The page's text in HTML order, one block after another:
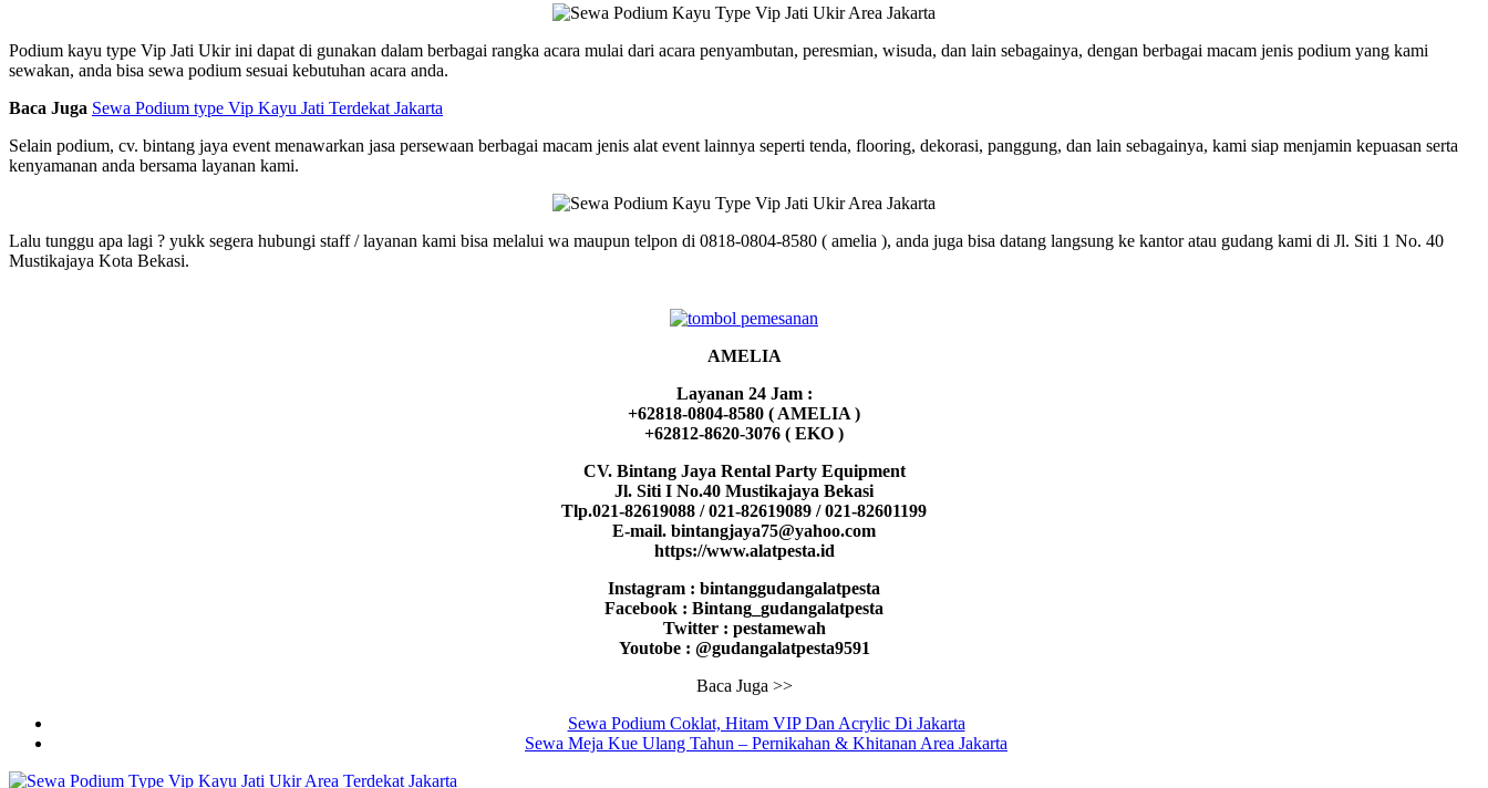
Podium kayu type Vip Jati Ukir ini dapat di gunakan dalam berbagai rangka acara mulai dari acara penyambutan, peresmian, wisuda, dan lain sebagainya, dengan berbagai macam jenis podium yang kami
sewakan, anda bisa sewa podium sesuai kebutuhan acara anda.
Baca Juga Sewa Podium type Vip Kayu Jati Terdekat Jakarta
Selain podium, cv. bintang jaya event menawarkan jasa persewaan berbagai macam jenis alat event lainnya seperti tenda, flooring, dekorasi, panggung, dan lain sebagainya, kami siap menjamin kepuasan serta
kenyamanan anda bersama layanan kami.
Lalu tunggu apa lagi ? yukk segera hubungi staff / layanan kami bisa melalui wa maupun telpon di 0818-0804-8580 ( amelia ), anda juga bisa datang langsung ke kantor atau gudang kami di Jl. Siti 1 No. 40
Mustikajaya Kota Bekasi.
AMELIA
Layanan 24 Jam :
+62818-0804-8580 ( AMELIA )
+62812-8620-3076 ( EKO )
CV. Bintang Jaya Rental Party Equipment
Jl. Siti I No.40 Mustikajaya Bekasi
Tlp.021-82619088 / 021-82619089 / 021-82601199
E-mail. bintangjaya75@yahoo.com
https://www.alatpesta.id
Instagram : bintanggudangalatpesta
Facebook : Bintang_gudangalatpesta
Twitter : pestamewah
Youtobe : @gudangalatpesta9591
Baca Juga >>
Sewa Podium Coklat, Hitam VIP Dan Acrylic Di Jakarta
Sewa Meja Kue Ulang Tahun – Pernikahan & Khitanan Area Jakarta